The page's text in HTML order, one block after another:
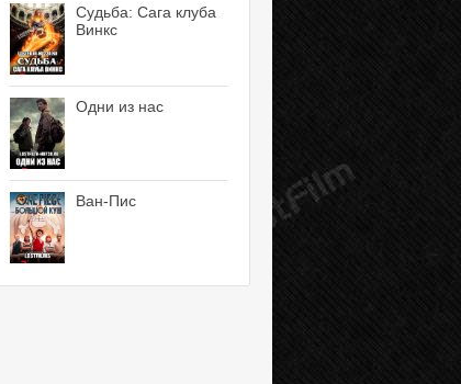
Судьба: Сага клуба
Винкс
Одни из нас
Ван-Пис